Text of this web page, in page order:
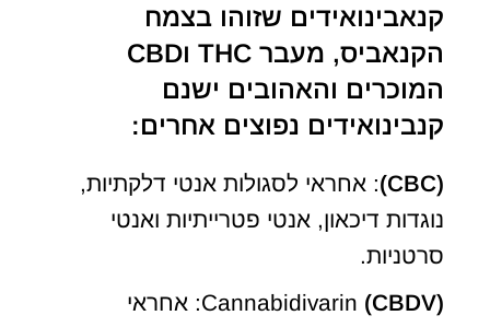
קנאבינואידים שזוהו בצמח
הקנאביס, מעבר THC וCBD
המוכרים והאהובים ישנם
קנבינואידים נפוצים אחרים:
(CBC)
: אחראי לסגולות אנטי דלקתיות,
נוגדות דיכאון, אנטי פטרייתיות ואנטי
סרטניות.
Cannabidivarin (CBDV)
: אחראי